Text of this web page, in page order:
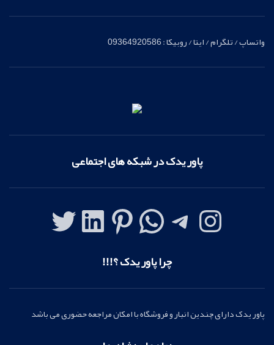
واتساپ / تلگرام / ایتا / روبیکا : 09364920586
پاور یدک در شبکه های اجتماعی
چرا پاور یدک ؟!!!
پاور یدک دارای چندین انبار و فروشگاه با امکان مراجعه حضوری می باشد